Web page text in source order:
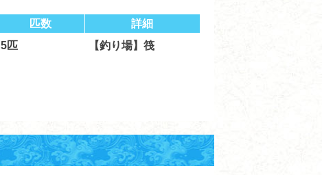
匹数
詳細
5匹 【釣り場】筏